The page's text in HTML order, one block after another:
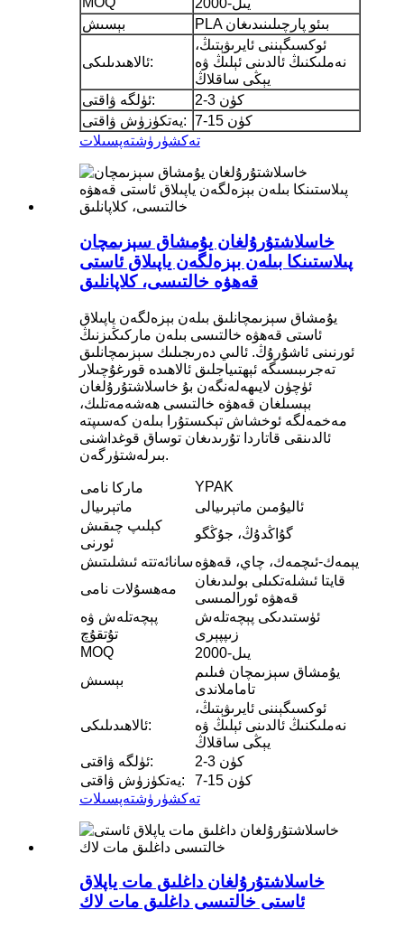
2000-يىل
بېسىش
PLA بىئو پارچىلىنىدىغان
ئالاھىدىلىكى:
ئوكسىگېننى ئايرىۋېتىڭ،
نەملىكنىڭ ئالدىنى ئېلىڭ ۋە
يېڭى ساقلاڭ
ئۈلگە ۋاقتى:
2-3 كۈن
يەتكۈزۈش ۋاقتى:
7-15 كۈن
تەكشۈرۈشتەپسىلات
خاسلاشتۇرۇلغان يۇمشاق سېزىمچان
پىلاستىنكا بىلەن بېزەلگەن ياپىلاق ئاستى
قەھۋە خالتىسى، كلاپانلىق
يۇمشاق سېزىمچانلىق بىلەن بېزەلگەن ياپىلاق
ئاستى قەھۋە خالتىسى بىلەن ماركىڭىزنىڭ
ئورنىنى ئاشۇرۇڭ. ئالىي دەرىجىلىك سېزىمچانلىق
تەجرىبىسىگە ئېھتىياجلىق ئالاھىدە قورغۇچىلار
ئۈچۈن لايىھەلەنگەن بۇ خاسلاشتۇرۇلغان
بېسىلغان قەھۋە خالتىسى ھەشەمەتلىك،
مەخمەلگە ئوخشاش تېكىستۇرا بىلەن كەسىپتە
ئالدىنقى قاتاردا تۇرىدىغان توساق قوغداشنى
بىرلەشتۈرگەن.
ماركا نامى
YPAK
ماتېرىيال
ئاليۇمىن ماتېرىيالى
كېلىپ چىقىش
ئورنى
گۇاڭدۇڭ، جۇڭگو
سانائەتتە ئىشلىتىش يېمەك-ئىچمەك، چاي، قەھۋە
مەھسۇلات نامى
قايتا ئىشلەتكىلى بولىدىغان
قەھۋە ئورالمىسى
پېچەتلەش ۋە
تۇتقۇچ
ئۈستىدىكى پېچەتلەش
زىپپېرى
MOQ
2000-يىل
بېسىش
يۇمشاق سېزىمچان فىلىم
تاماملاندى
ئالاھىدىلىكى:
ئوكسىگېننى ئايرىۋېتىڭ،
نەملىكنىڭ ئالدىنى ئېلىڭ ۋە
يېڭى ساقلاڭ
ئۈلگە ۋاقتى:
2-3 كۈن
يەتكۈزۈش ۋاقتى:
7-15 كۈن
تەكشۈرۈشتەپسىلات
خاسلاشتۇرۇلغان داغلىق مات ياپلاق
ئاستى خالتىسى داغلىق مات لاك